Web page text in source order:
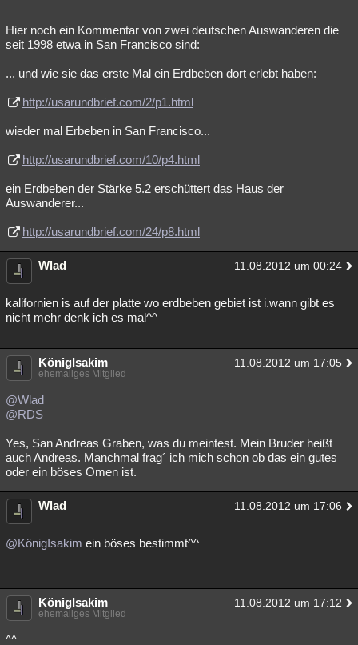
Hier noch ein Kommentar von zwei deutschen Auswanderen die
seit 1998 etwa in San Francisco sind:
... und wie sie das erste Mal ein Erdbeben dort erlebt haben:
http://usarundbrief.com/2/p1.html
wieder mal Erbeben in San Francisco...
http://usarundbrief.com/10/p4.html
ein Erdbeben der Stärke 5.2 erschüttert das Haus der
Auswanderer...
http://usarundbrief.com/24/p8.html
Wlad 11.08.2012 um 00:24
kalifornien is auf der platte wo erdbeben gebiet ist i.wann gibt es
nicht mehr denk ich es mal^^
KönigIsakim 11.08.2012 um 17:05
ehemaliges Mitglied
@Wlad
@RDS
Yes, San Andreas Graben, was du meintest. Mein Bruder heißt
auch Andreas. Manchmal frag´ ich mich schon ob das ein gutes
oder ein böses Omen ist.
Wlad 11.08.2012 um 17:06
@KönigIsakim ein böses bestimmt^^
KönigIsakim 11.08.2012 um 17:12
ehemaliges Mitglied
^^